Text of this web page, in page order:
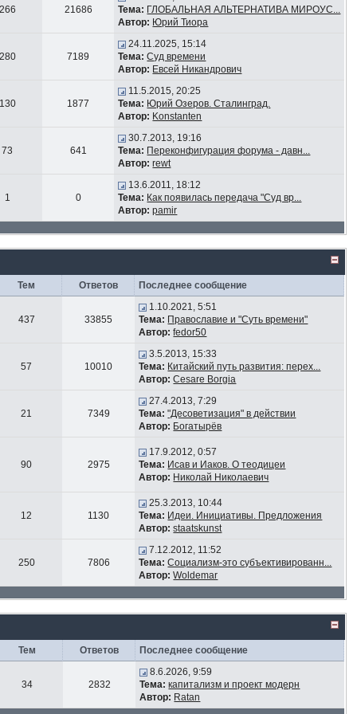
21686
Тема: ГЛОБАЛЬНАЯ АЛЬТЕРНАТИВА МИРОУС...
Автор: Юрий Тиора
7189
24.11.2025, 15:14
Тема: Суд времени
Автор: Евсей Никандрович
1877
11.5.2015, 20:25
Тема: Юрий Озеров. Сталинград.
Автор: Konstanten
73 641
30.7.2013, 19:16
Тема: Переконфигурация форума - давн...
Автор: rewt
1 0
13.6.2011, 18:12
Тема: Как появилась передача "Суд вр...
Автор: pamir
Тем Ответов Последнее сообщение
437 33855
1.10.2021, 5:51
Тема: Православие и "Суть времени"
Автор: fedor50
57 10010
3.5.2013, 15:33
Тема: Китайский путь развития: перех...
Автор: Cesare Borgia
21 7349
27.4.2013, 7:29
Тема: "Десоветизация" в действии
Автор: Богатырёв
90 2975
17.9.2012, 0:57
Тема: Исав и Иаков. О теодицеи
Автор: Николай Николаевич
12 1130
25.3.2013, 10:44
Тема: Идеи. Инициативы. Предложения
Автор: staatskunst
250 7806
7.12.2012, 11:52
Тема: Социализм-это субъективированн...
Автор: Woldemar
Тем Ответов Последнее сообщение
34 2832
8.6.2026, 9:59
Тема: капитализм и проект модерн
Автор: Ratan